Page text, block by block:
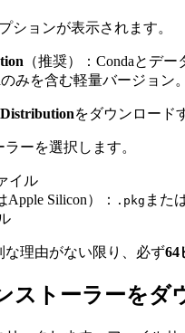
ションが表示されます。
（推奨）：Condaとデ
のみを含む軽量バージョ
をダウンロード
ーを選択します。
イル
Apple Silicon）：
.pkg また
な理由がない限り、必ず64
ストーラーをダ